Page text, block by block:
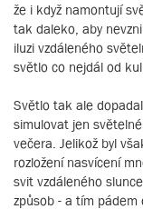
že i když namontují
tak daleko, aby
iluzi vzdáleného
světlo co nejdál od
Světlo tak ale
simulovat jen
večera. Jelikož byl
rozložení nasvícení
svit vzdáleného
způsob - a tím